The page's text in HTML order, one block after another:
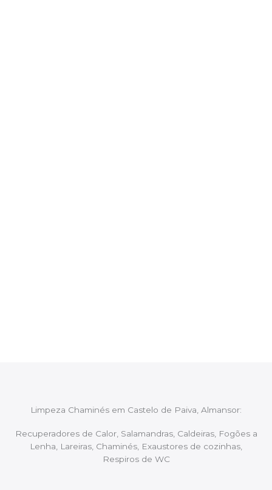
Limpeza Chaminés em Castelo de Paiva, Almansor:
Recuperadores de Calor, Salamandras, Caldeiras, Fogões a
Lenha, Lareiras, Chaminés, Exaustores de cozinhas,
Respiros de WC